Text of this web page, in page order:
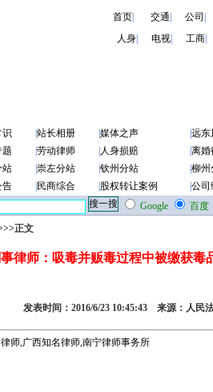
首页| 交通 公司
人身
电视 工商
识 站长相册 媒体之声
远东
题 劳动律师 人身损赔
离婚
站 崇左分站 钦州分站
柳州
告 民商综合 股权转让案例
公司
Google
百度
正文
律师：吸毒并贩毒过程中被缴获毒
发表时间：2016/6/23 10:45:43 来源：人民